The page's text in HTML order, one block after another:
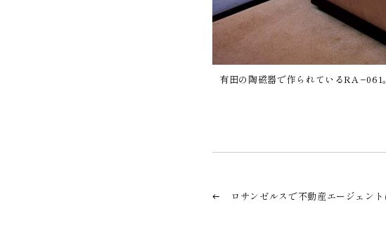
有田の陶磁器で作られているRA−061
ロサンゼルスで不動産エージェント